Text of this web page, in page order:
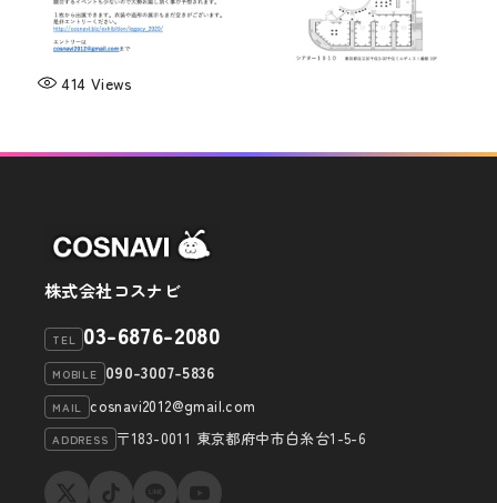
414 Views
株式会社コスナビ
TEL 03-6876-2080
MOBILE 090-3007-5836
MAIL cosnavi2012@gmail.com
ADDRESS 〒183-0011 東京都府中市白糸台1-5-6